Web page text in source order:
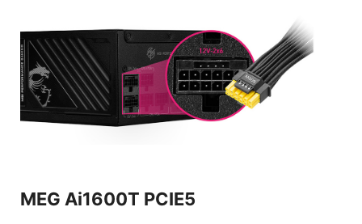
MEG Ai1600T PCIE5